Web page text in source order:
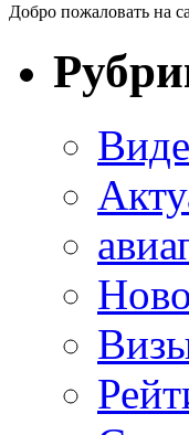
Добро пожаловать на